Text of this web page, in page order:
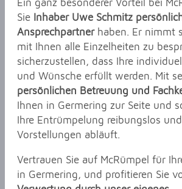
Ein ganz besonderer Vorteil bei
Sie Inhaber Uwe Schmitz
Ansprechpartnerhaben. Er nimmt
mit Ihnen alle Einzelheiten zu
sicherzustellen, dass Ihre
und Wünsche erfüllt werden. Mit
persönlichen Betreuung und
Ihnen in Germering zur Seite und
Ihre Entrümpelung reibungslos
Vorstellungen abläuft.
Vertrauen Sie auf McRümpel für
in Germering, und profitieren Sie